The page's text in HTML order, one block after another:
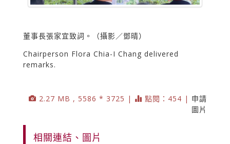
董事長張家宜致詞。（攝影／鄧晴）
Chairperson Flora Chia-I Chang delivered
remarks.
2.27 MB , 5586 * 3725 | 點閱：454 | 申請
圖片
相關連結、圖片